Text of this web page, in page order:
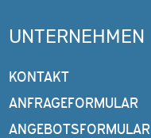
UNTERNEHMEN
KONTAKT
ANFRAGEFORMULAR
ANGEBOTSFORMULAR